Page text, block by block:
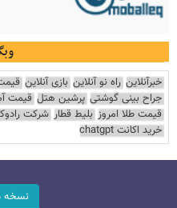
خبرآنلاین راه نو آنلاین بازی آنلاین
جراح بینی گوشتی پرشین هتل قیمت
قیمت طلا امروز بلیط قطار شرکت
خرید اکانت chatgpt
نسخه